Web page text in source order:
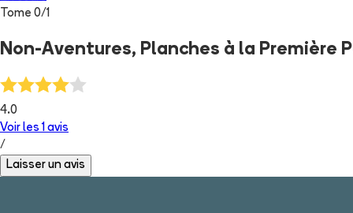
Tome 0/1
Non-Aventures, Planches à la Première
4.0
Voir les 1 avis
/
Laisser un avis